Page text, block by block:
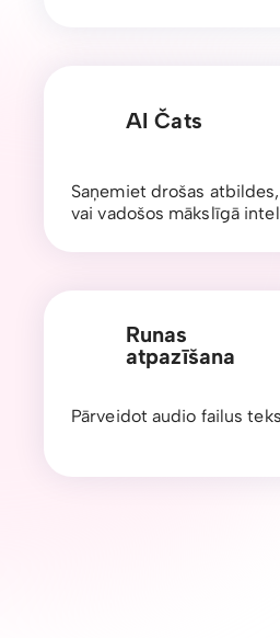
AI Čats
Saņemiet drošas
vai vadošos mākslīgā
Runas
atpazīšana
Pārveidot audio failus